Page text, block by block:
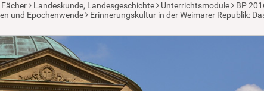
Landeskunde, Landesgeschichte Unterrichtsmodule
BP
und Epochenwende
Erinnerungskultur in der Weimarer Republik: